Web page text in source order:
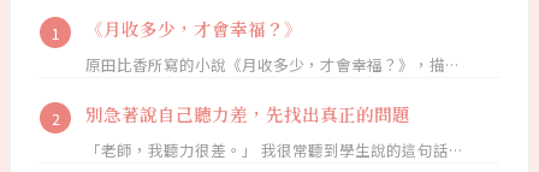
《月收多少，才會幸福？》
原田比香所寫的小說《月收多少，才會幸福？》，描…
別急著說自己聽力差，先找出真正的問題
「老師，我聽力很差。」 我很常聽到學生說的這句話…